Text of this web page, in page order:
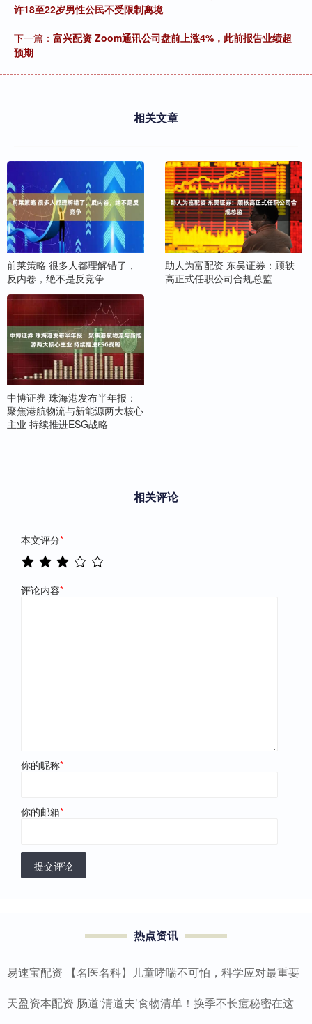
许18至22岁男性公民不受限制离境
下一篇： 富兴配资 Zoom通讯公司盘前上涨4%，此前报告业绩超
预期
相关文章
前莱策略 很多人都理解错了，
反内卷，绝不是反竞争
助人为富配资 东吴证券：顾轶
高正式任职公司合规总监
中博证券 珠海港发布半年报：
聚焦港航物流与新能源两大核心
主业 持续推进ESG战略
相关评论
本文评分*
评论内容*
你的昵称*
你的邮箱*
提交评论
热点资讯
易速宝配资 【名医名科】儿童哮喘不可怕，科学应对最重要
天盈资本配资 肠道‘清道夫’食物清单！换季不长痘秘密在这